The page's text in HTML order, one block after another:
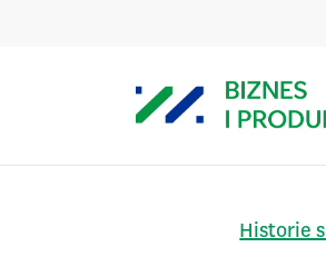
Historie